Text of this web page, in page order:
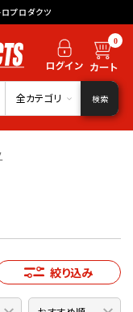
プロダクツ
0
全カテゴリ 検索
絞り込み